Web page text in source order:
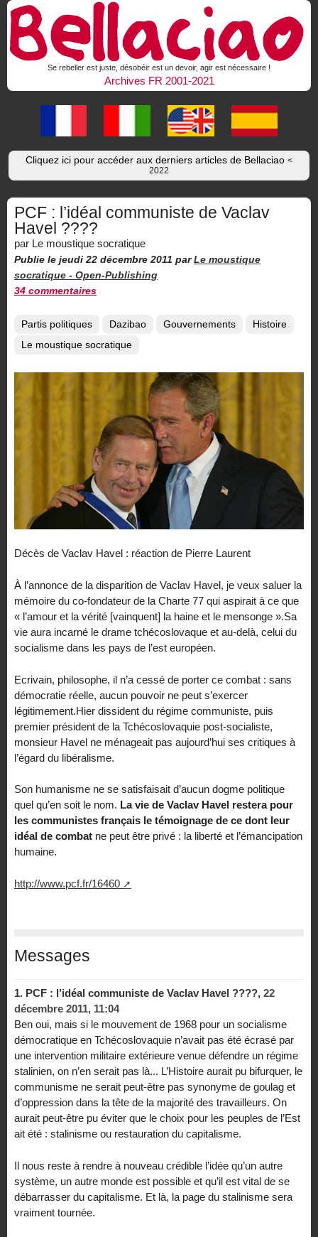
Se rebeller est juste, désobéir est un devoir, agir est nécessaire !
Archives FR 2001-2021
Cliquez ici pour accéder aux derniers articles de Bellaciao <
2022
PCF : l’idéal communiste de Vaclav
Havel ????
par Le moustique socratique
Publie le jeudi 22 décembre 2011 par Le moustique
socratique - Open-Publishing
34 commentaires
Partis politiques Dazibao Gouvernements
Histoire
Le moustique socratique
Décès de Vaclav Havel : réaction de Pierre Laurent
À l’annonce de la disparition de Vaclav Havel, je veux saluer la
mémoire du co-fondateur de la Charte 77 qui aspirait à ce que
« l’amour et la vérité [vainquent] la haine et le mensonge ».Sa
vie aura incarné le drame tchécoslovaque et au-delà, celui du
socialisme dans les pays de l’est européen.
Ecrivain, philosophe, il n’a cessé de porter ce combat : sans
démocratie réelle, aucun pouvoir ne peut s’exercer
légitimement.Hier dissident du régime communiste, puis
premier président de la Tchécoslovaquie post-socialiste,
monsieur Havel ne ménageait pas aujourd’hui ses critiques à
l’égard du libéralisme.
Son humanisme ne se satisfaisait d’aucun dogme politique
quel qu’en soit le nom. La vie de Vaclav Havel restera pour
les communistes français le témoignage de ce dont leur
idéal de combat ne peut être privé : la liberté et l’émancipation
humaine.
http://www.pcf.fr/16460
Messages
1. PCF : l’idéal communiste de Vaclav Havel ????, 22
décembre 2011, 11:04
Ben oui, mais si le mouvement de 1968 pour un socialisme
démocratique en Tchécoslovaquie n’avait pas été écrasé par
une intervention militaire extérieure venue défendre un régime
stalinien, on n’en serait pas là... L’Histoire aurait pu bifurquer, le
communisme ne serait peut-être pas synonyme de goulag et
d’oppression dans la tête de la majorité des travailleurs. On
aurait peut-être pu éviter que le choix pour les peuples de l’Est
ait été : stalinisme ou restauration du capitalisme.
Il nous reste à rendre à nouveau crédible l’idée qu’un autre
système, un autre monde est possible et qu’il est vital de se
débarrasser du capitalisme. Et là, la page du stalinisme sera
vraiment tournée.